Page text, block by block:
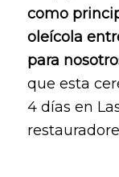
como
oleícola
para
que esta
4 días en